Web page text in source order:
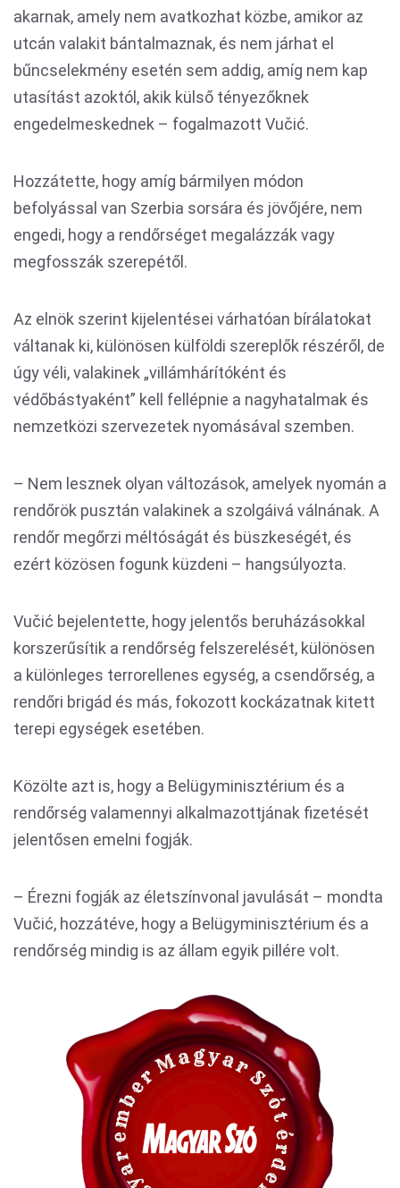
akarnak, amely nem avatkozhat közbe, amikor az
utcán valakit bántalmaznak, és nem járhat el
bűncselekmény esetén sem addig, amíg nem kap
utasítást azoktól, akik külső tényezőknek
engedelmeskednek – fogalmazott Vučić.
Hozzátette, hogy amíg bármilyen módon
befolyással van Szerbia sorsára és jövőjére, nem
engedi, hogy a rendőrséget megalázzák vagy
megfosszák szerepétől.
Az elnök szerint kijelentései várhatóan bírálatokat
váltanak ki, különösen külföldi szereplők részéről, de
úgy véli, valakinek „villámhárítóként és
védőbástyaként” kell fellépnie a nagyhatalmak és
nemzetközi szervezetek nyomásával szemben.
– Nem lesznek olyan változások, amelyek nyomán a
rendőrök pusztán valakinek a szolgáivá válnának. A
rendőr megőrzi méltóságát és büszkeségét, és
ezért közösen fogunk küzdeni – hangsúlyozta.
Vučić bejelentette, hogy jelentős beruházásokkal
korszerűsítik a rendőrség felszerelését, különösen
a különleges terrorellenes egység, a csendőrség, a
rendőri brigád és más, fokozott kockázatnak kitett
terepi egységek esetében.
Közölte azt is, hogy a Belügyminisztérium és a
rendőrség valamennyi alkalmazottjának fizetését
jelentősen emelni fogják.
– Érezni fogják az életszínvonal javulását – mondta
Vučić, hozzátéve, hogy a Belügyminisztérium és a
rendőrség mindig is az állam egyik pillére volt.